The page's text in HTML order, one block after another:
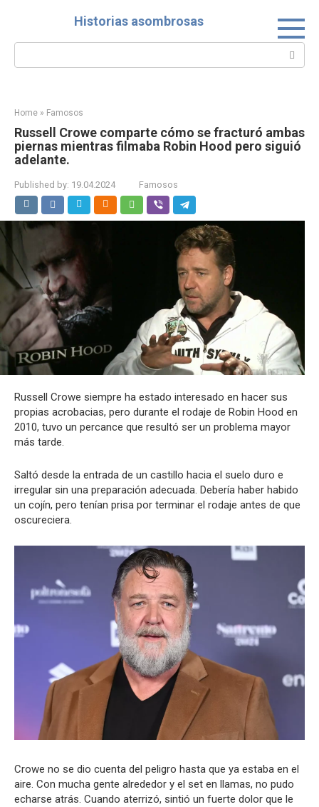
Historias asombrosas
Search:
Home » Famosos
Russell Crowe comparte cómo se fracturó ambas
piernas mientras filmaba Robin Hood pero siguió
adelante.
Published by: 19.04.2024 Famosos
Russell Crowe siempre ha estado interesado en hacer sus
propias acrobacias, pero durante el rodaje de Robin Hood en
2010, tuvo un percance que resultó ser un problema mayor
más tarde.
Saltó desde la entrada de un castillo hacia el suelo duro e
irregular sin una preparación adecuada. Debería haber habido
un cojín, pero tenían prisa por terminar el rodaje antes de que
oscureciera.
Crowe no se dio cuenta del peligro hasta que ya estaba en el
aire. Con mucha gente alrededor y el set en llamas, no pudo
echarse atrás. Cuando aterrizó, sintió un fuerte dolor que le